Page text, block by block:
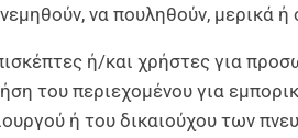
να πουληθούν, μερικά
ή/και χρήστες για
του περιεχομένου για
ή του δικαιούχου των